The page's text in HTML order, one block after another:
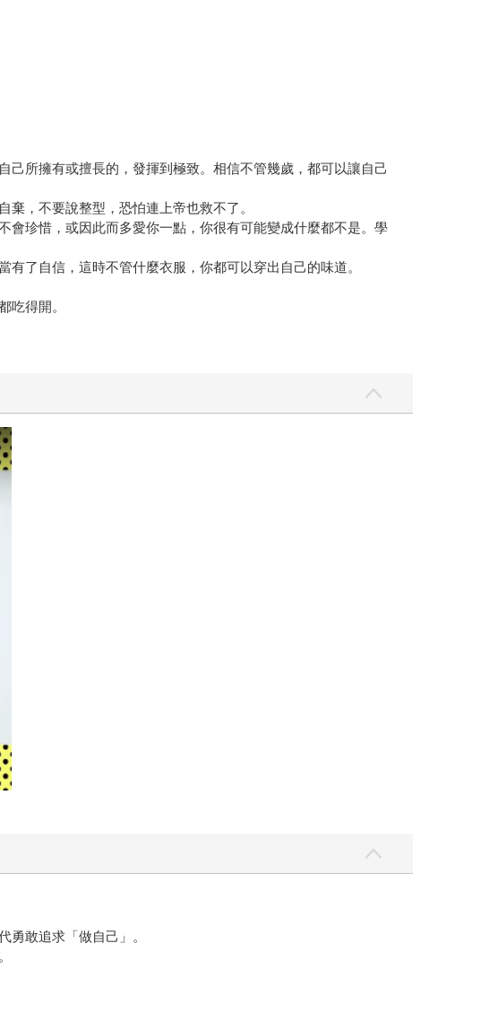
所擁有或擅長的，發揮到極致。相信不管幾歲，都可以讓自己
，不要說整型，恐怕連上帝也救不了。
珍惜，或因此而多愛你一點，你很有可能變成什麼都不是。學
了自信，這時不管什麼衣服，你都可以穿出自己的味道。
吃得開。
敢追求「做自己」。